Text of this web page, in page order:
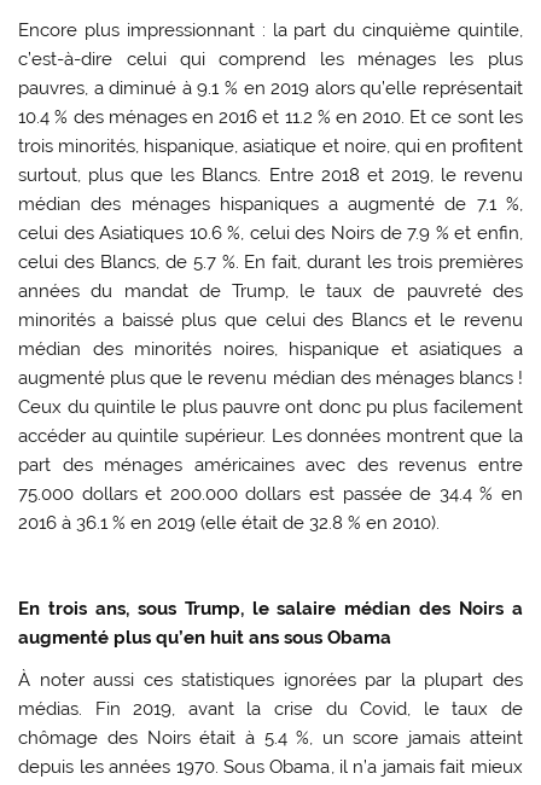
Encore plus impressionnant : la part du cinquième quintile,
c’est-à-dire celui qui comprend les ménages les plus
pauvres, a diminué à 9.1 % en 2019 alors qu’elle représentait
10.4 % des ménages en 2016 et 11.2 % en 2010. Et ce sont les
trois minorités, hispanique, asiatique et noire, qui en profitent
surtout, plus que les Blancs. Entre 2018 et 2019, le revenu
médian des ménages hispaniques a augmenté de 7.1 %,
celui des Asiatiques 10.6 %, celui des Noirs de 7.9 % et enfin,
celui des Blancs, de 5.7 %. En fait, durant les trois premières
années du mandat de Trump, le taux de pauvreté des
minorités a baissé plus que celui des Blancs et le revenu
médian des minorités noires, hispanique et asiatiques a
augmenté plus que le revenu médian des ménages blancs !
Ceux du quintile le plus pauvre ont donc pu plus facilement
accéder au quintile supérieur. Les données montrent que la
part des ménages américaines avec des revenus entre
75.000 dollars et 200.000 dollars est passée de 34.4 % en
2016 à 36.1 % en 2019 (elle était de 32.8 % en 2010).
En trois ans, sous Trump, le salaire médian des Noirs a
augmenté plus qu’en huit ans sous Obama
À noter aussi ces statistiques ignorées par la plupart des
médias. Fin 2019, avant la crise du Covid, le taux de
chômage des Noirs était à 5.4 %, un score jamais atteint
depuis les années 1970. Sous Obama, il n’a jamais fait mieux